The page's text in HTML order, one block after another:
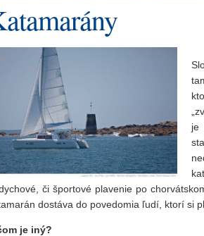
je
či športové plavenie po
dostáva do povedomia ľudí, ktorí si
je iný?